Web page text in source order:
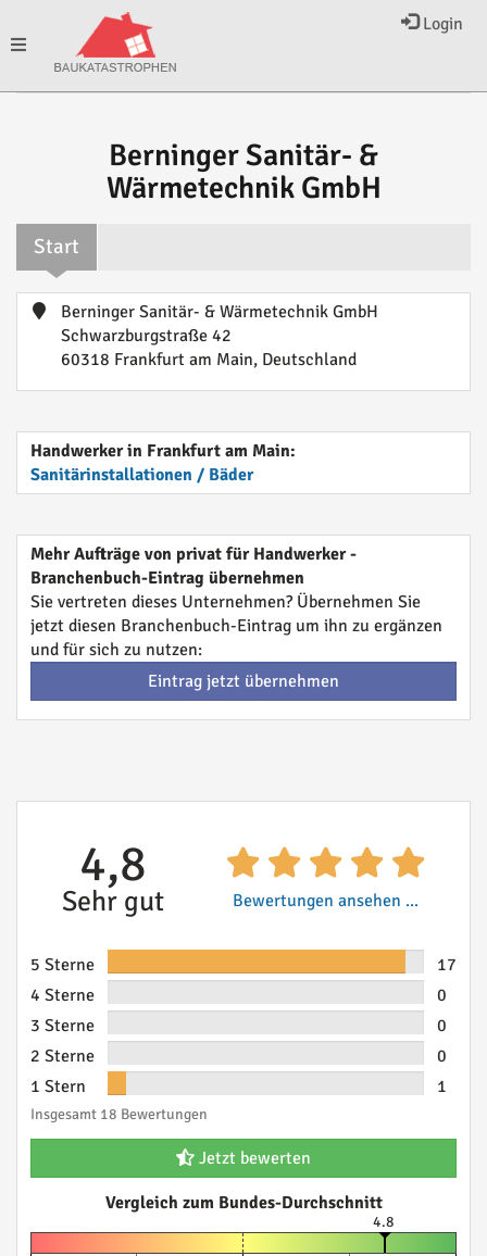
Login
Toggle
Berninger Sanitär- &
Wärmetechnik GmbH
Start
Berninger Sanitär- & Wärmetechnik GmbH
Schwarzburgstraße 42
60318 Frankfurt am Main, Deutschland
Handwerker in Frankfurt am Main:
Sanitärinstallationen / Bäder
Mehr Aufträge von privat für Handwerker -
Branchenbuch-Eintrag übernehmen
Sie vertreten dieses Unternehmen? Übernehmen Sie
jetzt diesen Branchenbuch-Eintrag um ihn zu ergänzen
und für sich zu nutzen:
Eintrag jetzt übernehmen
4,8
Sehr gut Bewertungen ansehen ...
5 Sterne
17
4 Sterne
0
3 Sterne
0
2 Sterne
0
1 Stern
1
Insgesamt 18 Bewertungen
Jetzt bewerten
Vergleich zum Bundes-Durchschnitt
4.8